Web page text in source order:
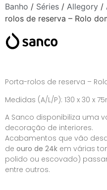
Banho / Séries / Allegory /
rolos de reserva – Rolo
Porta-rolos de reserva –
Medidas (A/L/P): 130 x 30 x
A Sanco disponibiliza uma
decoração de interiores.
Acabamentos que vão
de ouro de 24k em várias
polido ou escovado)
entre outros.